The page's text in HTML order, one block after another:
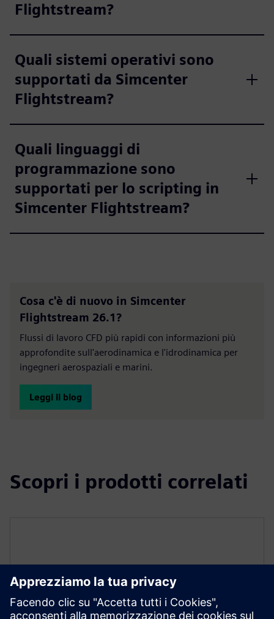
Flightstream?
Quali sistemi operativi sono
supportati da Simcenter
Flightstream?
Quali linguaggi di
programmazione sono
supportati per lo scripting in
Simcenter Flightstream?
Cosa c'è di nuovo in Simcenter
Flightstream 26.1?
Flussi di lavoro CFD più rapidi con informazioni più
approfondite sull'aerodinamica e l'idrodinamica per
ingegneri aerospaziali e marini.
Leggi il blog
Scopri i prodotti correlati